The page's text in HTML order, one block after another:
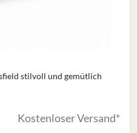
stilvoll und gemütlich
Kostenloser Versand*